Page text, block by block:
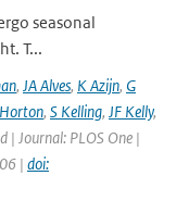
seasonal
T...
, JA Alves, K Azijn, G
, S Kelling, JF Kelly,
| Journal: PLOS One |
| doi: